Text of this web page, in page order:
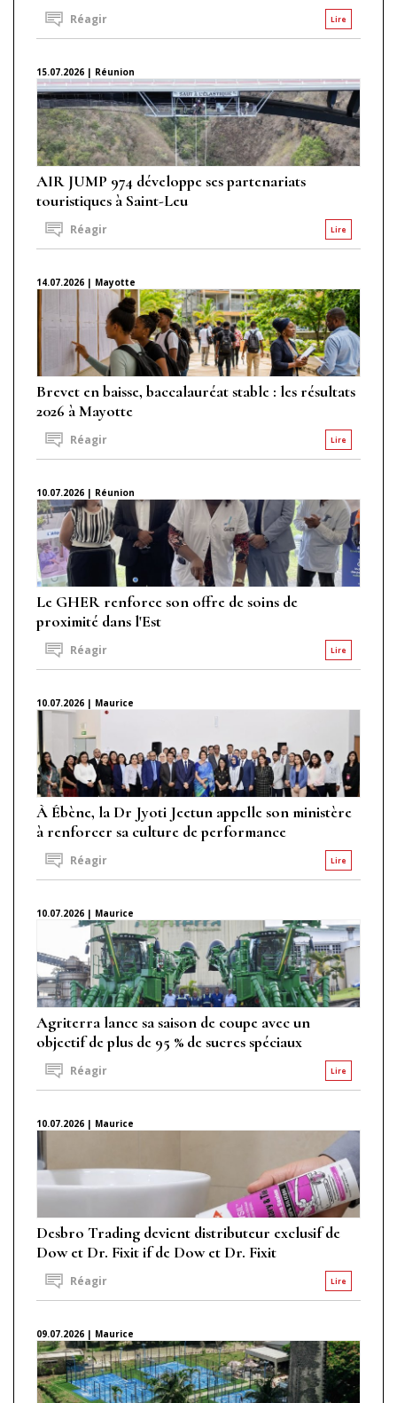
Lire
Réagir
15.07.2026 | Réunion
AIR JUMP 974 développe ses partenariats
touristiques à Saint-Leu
Lire
Réagir
14.07.2026 | Mayotte
Brevet en baisse, baccalauréat stable : les résultats
2026 à Mayotte
Lire
Réagir
10.07.2026 | Réunion
Le GHER renforce son offre de soins de
proximité dans l'Est
Lire
Réagir
10.07.2026 | Maurice
À Ébène, la Dr Jyoti Jeetun appelle son ministère
à renforcer sa culture de performance
Lire
Réagir
10.07.2026 | Maurice
Agriterra lance sa saison de coupe avec un
objectif de plus de 95 % de sucres spéciaux
Lire
Réagir
10.07.2026 | Maurice
Desbro Trading devient distributeur exclusif de
Dow et Dr. Fixit if de Dow et Dr. Fixit
Lire
Réagir
09.07.2026 | Maurice